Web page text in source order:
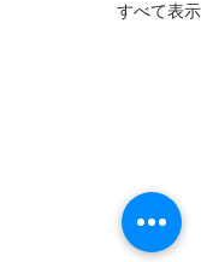
すべて表示